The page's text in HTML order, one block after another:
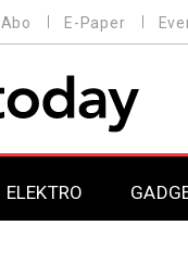
Abo E-Paper
ELEKTRO